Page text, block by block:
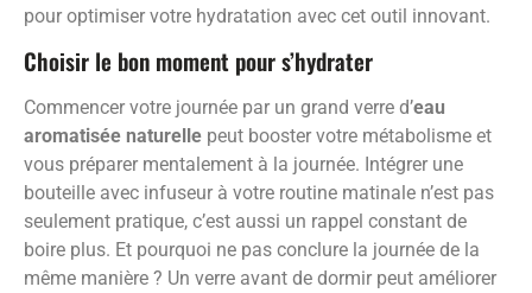
pour optimiser votre hydratation avec cet outil innovant.
Choisir le bon moment pour s’hydrater
Commencer votre journée par un grand verre d’eau
aromatisée naturelle peut booster votre métabolisme et
vous préparer mentalement à la journée. Intégrer une
bouteille avec infuseur à votre routine matinale n’est pas
seulement pratique, c’est aussi un rappel constant de
boire plus. Et pourquoi ne pas conclure la journée de la
même manière ? Un verre avant de dormir peut améliorer